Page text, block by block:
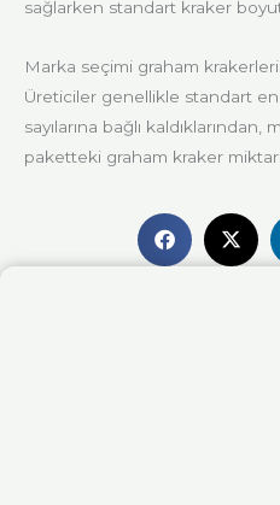
sağlarken standart kraker
Marka seçimi graham
Üreticiler genellikle standart
sayılarına bağlı
paketteki graham kraker